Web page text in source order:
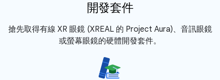
開發套件
搶先取得有線 XR 眼鏡 (XREAL 的 Project Aura)、音訊眼鏡
或螢幕眼鏡的硬體開發套件。